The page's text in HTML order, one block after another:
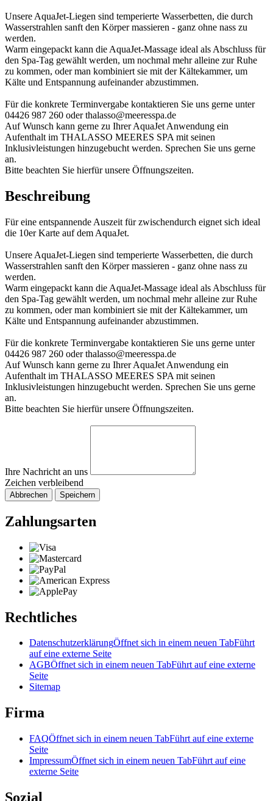
Unsere AquaJet-Liegen sind temperierte Wasserbetten, die durch
Wasserstrahlen sanft den Körper massieren - ganz ohne nass zu
werden.
Warm eingepackt kann die AquaJet-Massage ideal als Abschluss für
den Spa-Tag gewählt werden, um nochmal mehr alleine zur Ruhe
zu kommen, oder man kombiniert sie mit der Kältekammer, um
Kälte und Entspannung aufeinander abzustimmen.
Für die konkrete Terminvergabe kontaktieren Sie uns gerne unter
04426 987 260 oder thalasso@meeresspa.de
Auf Wunsch kann gerne zu Ihrer AquaJet Anwendung ein
Aufenthalt im THALASSO MEERES SPA mit seinen
Inklusivleistungen hinzugebucht werden. Sprechen Sie uns gerne
an.
Bitte beachten Sie hierfür unsere Öffnungszeiten.
Beschreibung
Für eine entspannende Auszeit für zwischendurch eignet sich ideal
die 10er Karte auf dem AquaJet.
Unsere AquaJet-Liegen sind temperierte Wasserbetten, die durch
Wasserstrahlen sanft den Körper massieren - ganz ohne nass zu
werden.
Warm eingepackt kann die AquaJet-Massage ideal als Abschluss für
den Spa-Tag gewählt werden, um nochmal mehr alleine zur Ruhe
zu kommen, oder man kombiniert sie mit der Kältekammer, um
Kälte und Entspannung aufeinander abzustimmen.
Für die konkrete Terminvergabe kontaktieren Sie uns gerne unter
04426 987 260 oder thalasso@meeresspa.de
Auf Wunsch kann gerne zu Ihrer AquaJet Anwendung ein
Aufenthalt im THALASSO MEERES SPA mit seinen
Inklusivleistungen hinzugebucht werden. Sprechen Sie uns gerne
an.
Bitte beachten Sie hierfür unsere Öffnungszeiten.
Ihre Nachricht an uns
Zeichen verbleibend
Abbrechen Speichern
Zahlungsarten
Rechtliches
DatenschutzerklärungÖffnet sich in einem neuen TabFührt
auf eine externe Seite
AGBÖffnet sich in einem neuen TabFührt auf eine externe
Seite
Sitemap
Firma
FAQÖffnet sich in einem neuen TabFührt auf eine externe
Seite
ImpressumÖffnet sich in einem neuen TabFührt auf eine
externe Seite
Sozial